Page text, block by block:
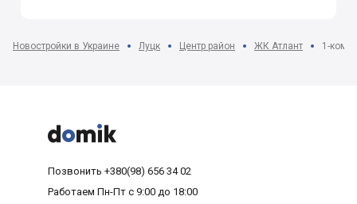
Новостройки в Украине Луцк Центр район ЖК Атлант 1-



Позвонить +380(98) 656 34 02
Работаем Пн-Пт с 9:00 до 18:00